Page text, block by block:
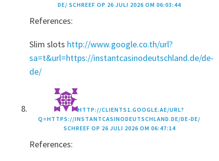
DE/ SCHREEF OP 26 JULI 2026 OM 06:03:44
References:
Slim slots http://www.google.co.th/url?
sa=t&url=https://instantcasinodeutschland.de/de-
de/
HTTP://CLIENTS1.GOOGLE.AE/URL?
Q=HTTPS://INSTANTCASINODEUTSCHLAND.DE/DE-DE/
SCHREEF OP 26 JULI 2026 OM 06:47:14
References: